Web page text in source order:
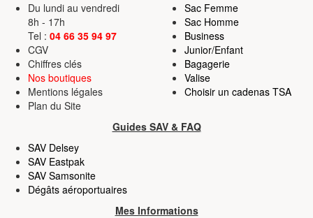
Du lundi au vendredi
8h - 17h
Tel : 04 66 35 94 97
CGV
Chiffres clés
Nos boutiques
Mentions légales
Plan du Site
Sac Femme
Sac Homme
Business
Junior/Enfant
Bagagerie
Valise
Choisir un cadenas TSA
Guides SAV & FAQ
SAV Delsey
SAV Eastpak
SAV Samsonite
Dégâts aéroportuaires
Mes Informations